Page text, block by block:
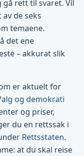
rett til svaret. Vil
de seks
temaene.
det ene
– akkurat slik
er aktuelt for
og demokrati
og priser,
du en rettssak i
Rettsstaten.
at du skal reise